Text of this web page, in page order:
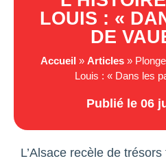
LOUIS : «
DE
Accueil » Articles»
Louis : « Dans les
Publié le 06
L’Alsace recèle de